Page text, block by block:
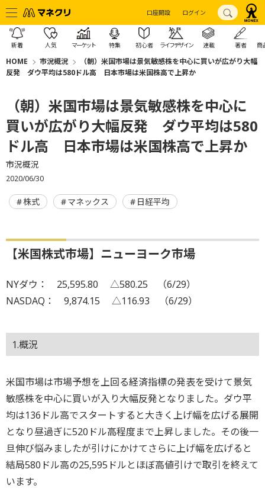
口座開設 ログイン
新着 人気 マーケット 特集 初心者 ライフデザイン 連載 著者 商
HOME 市況概況
（朝）米国市場は景気敏感株を中心に買いが広がり大幅
反発 ダウ平均は580ドル高 日本市場は米国株高で上昇か
（朝）米国市場は景気敏感株を中心に
買いが広がり大幅反発 ダウ平均は580
ドル高 日本市場は米国株高で上昇か
市況概況
2020/06/30
株式 マネックス 日経平均
【米国株式市場】ニューヨーク市場
NYダウ： 25,595.80 △580.25 （6/29）
NASDAQ： 9,874.15 △116.93 （6/29）
1.概況
米国市場は市場予想を上回る経済指標の発表を受けて景気
敏感株を中心に買いが入り大幅反発となりました。ダウ平
均は136ドル高でスタートすると大きく上げ幅を広げる展開
となり昼過ぎに520ドル高程度まで上昇しました。その後一
旦伸び悩みましたが引けにかけてさらに上げ幅を広げると
結局580ドル高の25,595ドルとほぼ高値引けで取引を終えて
います。